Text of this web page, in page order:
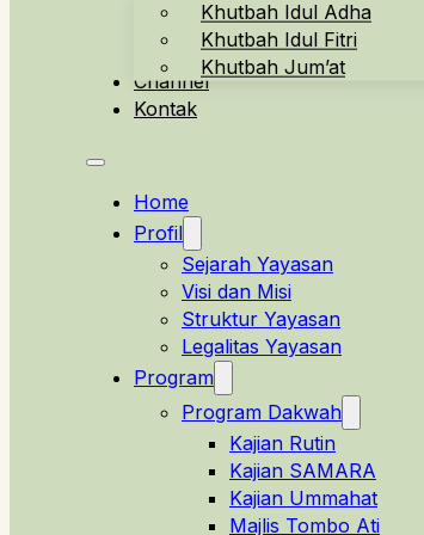
Khutbah Idul Adha
Khutbah Idul Fitri
Khutbah Jum’at
Channel
Kontak
Home
Profil
Sejarah Yayasan
Visi dan Misi
Struktur Yayasan
Legalitas Yayasan
Program
Program Dakwah
Kajian Rutin
Kajian SAMARA
Kajian Ummahat
Majlis Tombo Ati